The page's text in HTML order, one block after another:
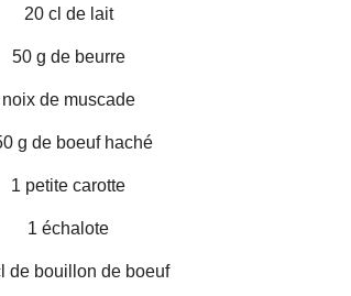
20 cl de lait
50 g de beurre
noix de muscade
g de boeuf haché
1 petite carotte
1 échalote
de bouillon de boeuf